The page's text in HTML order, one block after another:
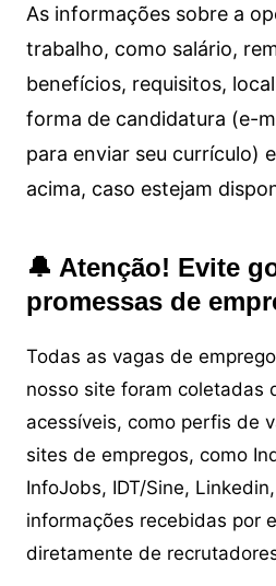
As informações sobre a
trabalho, como salário,
benefícios, requisitos,
forma de candidatura (e-
para enviar seu currículo)
acima, caso estejam
🔔 Atenção! Evite
promessas de
Todas as vagas de
nosso site foram coletadas
acessíveis, como perfis de
sites de empregos, como
InfoJobs, IDT/Sine,
informações recebidas por
diretamente de